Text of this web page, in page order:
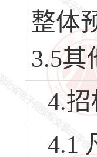
整体
3.5其
4.
4.1